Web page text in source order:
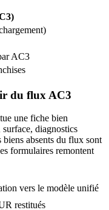
AC3
du flux AC3
une fiche bien
diagnostics
absents du flux sont
formulaires remontent
vers le modèle unifié
restitués